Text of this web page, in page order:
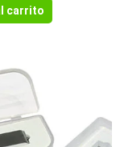
carrito